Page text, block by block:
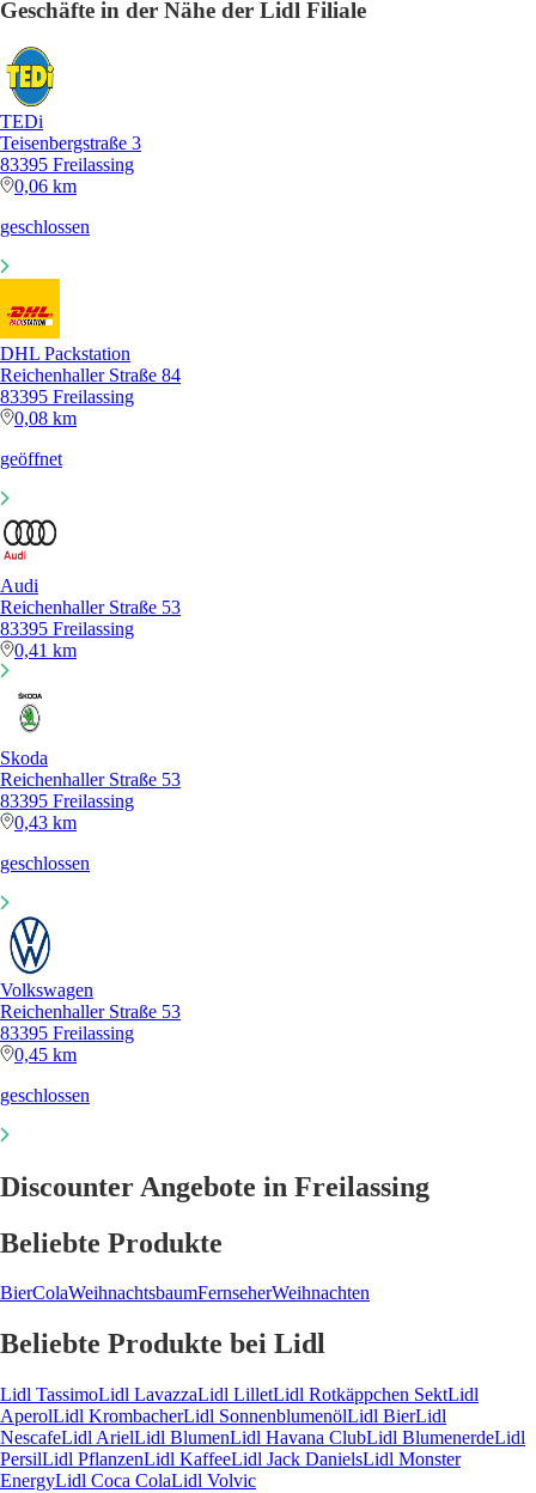
Geschäfte in der Nähe der Lidl Filiale
TEDi
Teisenbergstraße 3
83395 Freilassing
0,06 km
geschlossen
DHL Packstation
Reichenhaller Straße 84
83395 Freilassing
0,08 km
geöffnet
Audi
Reichenhaller Straße 53
83395 Freilassing
0,41 km
Skoda
Reichenhaller Straße 53
83395 Freilassing
0,43 km
geschlossen
Volkswagen
Reichenhaller Straße 53
83395 Freilassing
0,45 km
geschlossen
Discounter Angebote in Freilassing
Beliebte Produkte
BierColaWeihnachtsbaumFernseherWeihnachten
Beliebte Produkte bei Lidl
Lidl TassimoLidl LavazzaLidl LilletLidl Rotkäppchen SektLidl
AperolLidl KrombacherLidl SonnenblumenölLidl BierLidl
NescafeLidl ArielLidl BlumenLidl Havana ClubLidl BlumenerdeLidl
PersilLidl PflanzenLidl KaffeeLidl Jack DanielsLidl Monster
EnergyLidl Coca ColaLidl Volvic